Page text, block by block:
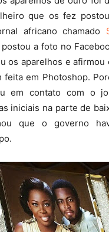
que os fez
africano chamado
a foto no
os aparelhos e afirmou
feita em Photoshop.
em contato com o
iniciais na parte de
que o governo